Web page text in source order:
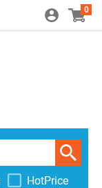
0
HotPrice